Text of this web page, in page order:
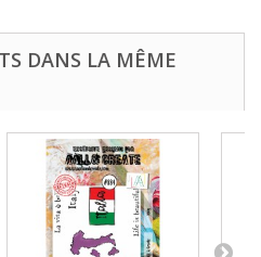
DANS LA MÊME